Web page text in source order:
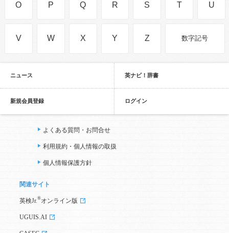
O P Q R S T U
V W X Y Z 数字記号
ニュース 英ナビ！辞書
新規会員登録 ログイン
よくある質問・お問合せ
利用規約・個人情報の取扱
個人情報保護方針
関連サイト
英検Jr. ®オンライン版
UGUIS.AI